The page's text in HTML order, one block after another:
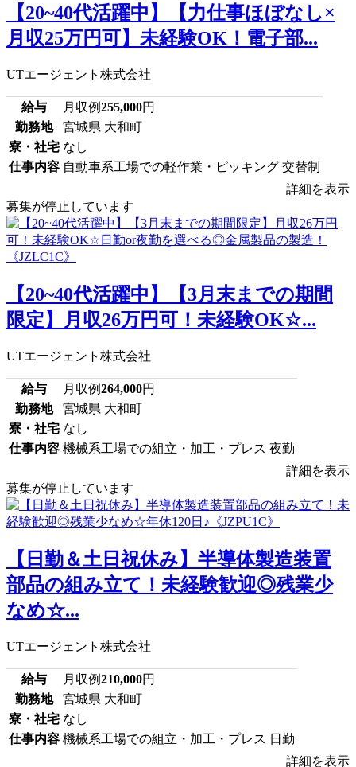
【20~40代活躍中】【力仕事ほぼなし×
月収25万円可】未経験OK！電子部...
UTエージェント株式会社
給与 月収例255,000円
勤務地
宮城県 大和町
寮・社宅 なし
仕事内容 自動車系工場での軽作業・ピッキング 交替制
詳細を表示
募集が停止しています
【20~40代活躍中】【3月末までの期間
限定】月収26万円可！未経験OK☆...
UTエージェント株式会社
給与 月収例264,000円
勤務地
宮城県 大和町
寮・社宅 なし
仕事内容 機械系工場での組立・加工・プレス 夜勤
詳細を表示
募集が停止しています
【日勤＆土日祝休み】半導体製造装置
部品の組み立て！未経験歓迎◎残業少
なめ☆...
UTエージェント株式会社
給与 月収例210,000円
勤務地
宮城県 大和町
寮・社宅 なし
仕事内容 機械系工場での組立・加工・プレス 日勤
詳細を表示